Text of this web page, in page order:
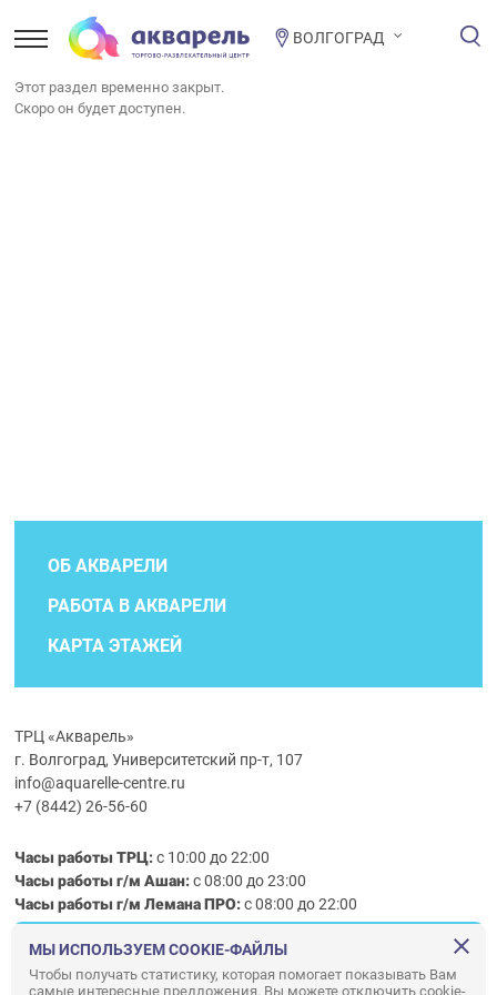
ВОЛГОГРАД
Этот раздел временно закрыт.
Скоро он будет доступен.
ОБ АКВАРЕЛИ
РАБОТА В АКВАРЕЛИ
КАРТА ЭТАЖЕЙ
ТРЦ «Акварель»
г. Волгоград, Университетский пр-т, 107
info@aquarelle-centre.ru
+7 (8442) 26-56-60
Часы работы ТРЦ:с 10:00 до 22:00
Часы работы г/м Ашан:с 08:00 до 23:00
Часы работыг/мЛемана ПРО:с 08:00 до 22:00
Правила посещения ТРЦ «Акварель»
МЫ ИСПОЛЬЗУЕМ COOKIE-ФАЙЛЫ
Чтобы получать статистику, которая помогает показывать Вам
самые интересные предложения. Вы можете отключить cookie-